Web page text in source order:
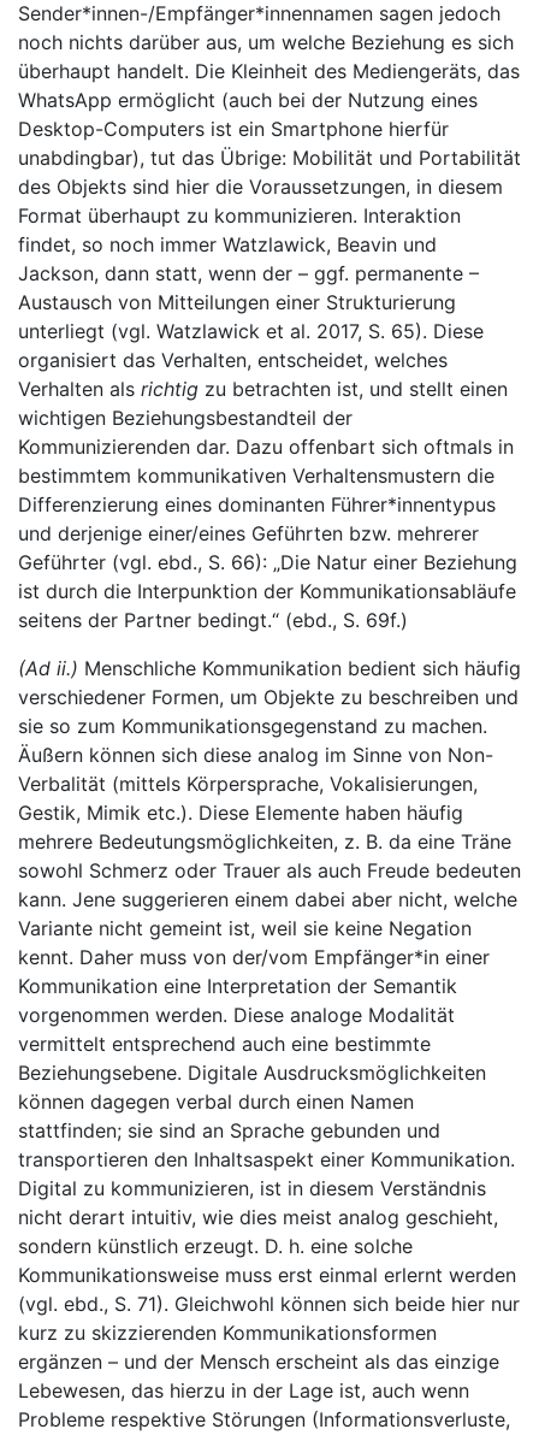
Sender*innen-/Empfänger*innennamen sagen jedoch
noch nichts darüber aus, um welche Beziehung es sich
überhaupt handelt. Die Kleinheit des Mediengeräts, das
WhatsApp ermöglicht (auch bei der Nutzung eines
Desktop-Computers ist ein Smartphone hierfür
unabdingbar), tut das Übrige: Mobilität und Portabilität
des Objekts sind hier die Voraussetzungen, in diesem
Format überhaupt zu kommunizieren. Interaktion
findet, so noch immer Watzlawick, Beavin und
Jackson, dann statt, wenn der – ggf. permanente –
Austausch von Mitteilungen einer Strukturierung
unterliegt (vgl. Watzlawick et al. 2017, S. 65). Diese
organisiert das Verhalten, entscheidet, welches
Verhalten als richtig zu betrachten ist, und stellt einen
wichtigen Beziehungsbestandteil der
Kommunizierenden dar. Dazu offenbart sich oftmals in
bestimmtem kommunikativen Verhaltensmustern die
Differenzierung eines dominanten Führer*innentypus
und derjenige einer/eines Geführten bzw. mehrerer
Geführter (vgl. ebd., S. 66): „Die Natur einer Beziehung
ist durch die Interpunktion der Kommunikationsabläufe
seitens der Partner bedingt.“ (ebd., S. 69f.)
(Ad ii.) Menschliche Kommunikation bedient sich häufig
verschiedener Formen, um Objekte zu beschreiben und
sie so zum Kommunikationsgegenstand zu machen.
Äußern können sich diese analog im Sinne von Non-
Verbalität (mittels Körpersprache, Vokalisierungen,
Gestik, Mimik etc.). Diese Elemente haben häufig
mehrere Bedeutungsmöglichkeiten, z. B. da eine Träne
sowohl Schmerz oder Trauer als auch Freude bedeuten
kann. Jene suggerieren einem dabei aber nicht, welche
Variante nicht gemeint ist, weil sie keine Negation
kennt. Daher muss von der/vom Empfänger*in einer
Kommunikation eine Interpretation der Semantik
vorgenommen werden. Diese analoge Modalität
vermittelt entsprechend auch eine bestimmte
Beziehungsebene. Digitale Ausdrucksmöglichkeiten
können dagegen verbal durch einen Namen
stattfinden; sie sind an Sprache gebunden und
transportieren den Inhaltsaspekt einer Kommunikation.
Digital zu kommunizieren, ist in diesem Verständnis
nicht derart intuitiv, wie dies meist analog geschieht,
sondern künstlich erzeugt. D. h. eine solche
Kommunikationsweise muss erst einmal erlernt werden
(vgl. ebd., S. 71). Gleichwohl können sich beide hier nur
kurz zu skizzierenden Kommunikationsformen
ergänzen – und der Mensch erscheint als das einzige
Lebewesen, das hierzu in der Lage ist, auch wenn
Probleme respektive Störungen (Informationsverluste,